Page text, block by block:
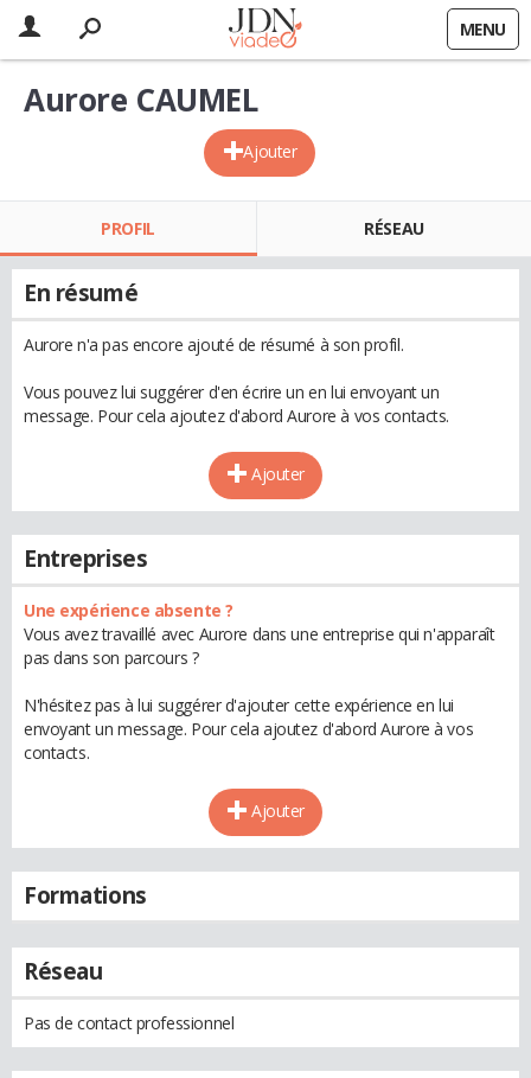
MENU
Ajouter
Aurore CAUMEL
PROFIL RÉSEAU
En résumé
Aurore n'a pas encore ajouté de résumé à son profil.
Vous pouvez lui suggérer d'en écrire un en lui envoyant un
message. Pour cela ajoutez d'abord Aurore à vos contacts.
Ajouter
Entreprises
Une expérience absente ?
Vous avez travaillé avec Aurore dans une entreprise qui n'apparaît
pas dans son parcours ?
N'hésitez pas à lui suggérer d'ajouter cette expérience en lui
envoyant un message. Pour cela ajoutez d'abord Aurore à vos
contacts.
Ajouter
Formations
Réseau
Pas de contact professionnel